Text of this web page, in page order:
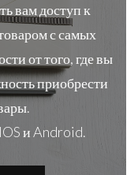
вам доступ к
с самых
от того, где вы
приобрести
и Android.